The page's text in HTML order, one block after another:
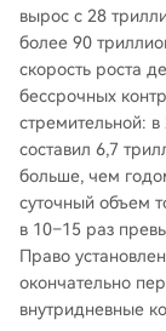
вырос с 28
более 90
скорость роста
бессрочных
стремительной:
составил 6,7
больше, чем
суточный объем
в 10–15 раз
Право
окончательно
внутридневные